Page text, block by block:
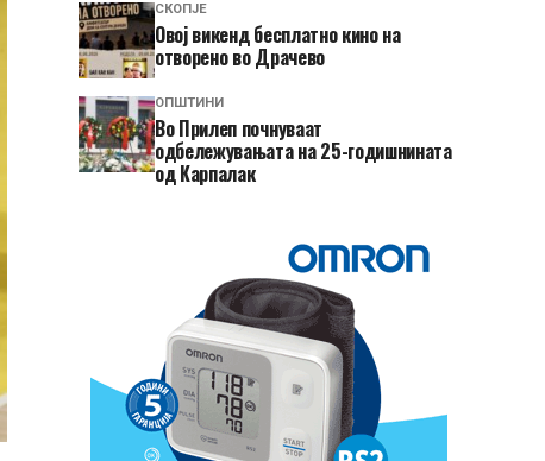
СКОПЈЕ
​Овој викенд бесплатно кино на
отворено во Драчево
ОПШТИНИ
Во Прилеп почнуваат
одбележувањата на 25-годишнината
од Карпалак